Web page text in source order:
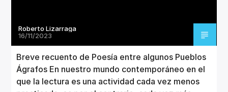
Roberto Lizarraga
16/11/2023
Breve recuento de Poesía entre algunos Pueblos
Ágrafos En nuestro mundo contemporáneo en el
que la lectura es una actividad cada vez menos